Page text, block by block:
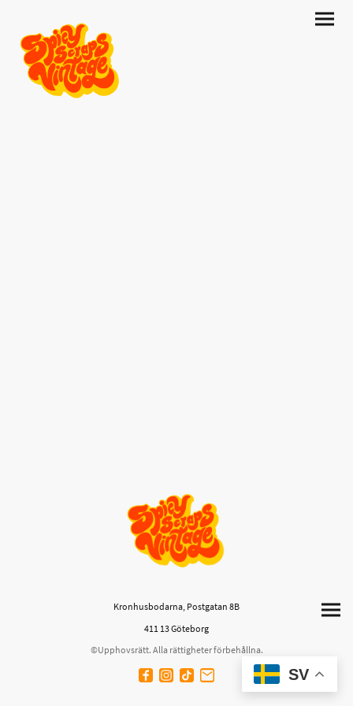
Kronhusbodarna, Postgatan 8B
411 13 Göteborg
©Upphovsrätt. Alla rättigheter förbehållna.
SV